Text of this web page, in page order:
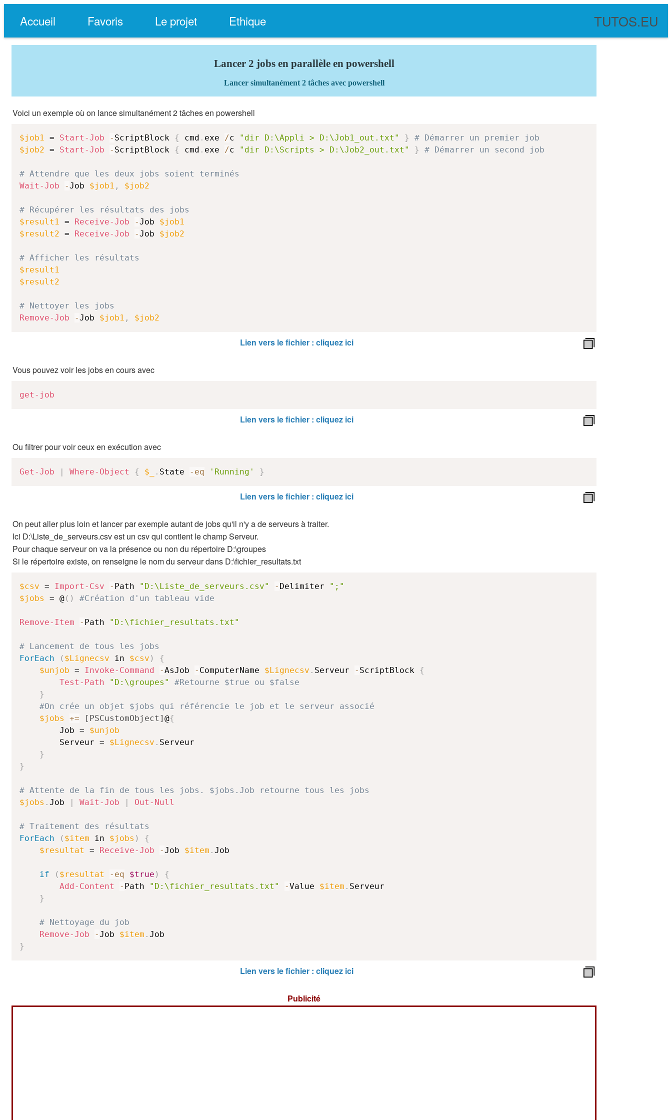
Accueil Favoris Le projet Ethique TUTOS.EU
Lancer 2 jobs en parallèle en powershell
Lancer simultanément 2 tâches avec powershell
Voici un exemple où on lance simultanément 2 tâches en powershell
$job1 = Start-Job - ScriptBlock { cmd . exe /c "dir D:\Appli > D:\Job1_out.txt" }
# Démarrer un premier job
$job2 = Start-Job - ScriptBlock { cmd . exe /c "dir D:\Scripts > D:\Job2_out.txt" } # Démarrer un second job
# Attendre que les deux jobs soient terminés
Wait-Job
-Job $job1 , $job2
# Récupérer les résultats des jobs
$result1 = Receive-Job -Job $job1
$result2 = Receive-Job -Job $job2
# Afficher les résultats
$result1
$result2
# Nettoyer les jobs
Remove-Job
-Job $job1 , $job2
Lien vers le fichier : cliquez ici
Vous pouvez voir les jobs en cours avec
get-job
Lien vers le fichier : cliquez ici
Ou filtrer pour voir ceux en exécution avec
Get-Job | Where-Object { $_ . State -eq 'Running' }
Lien vers le fichier : cliquez ici
On peut aller plus loin et lancer par exemple autant de jobs qu'il n'y a de serveurs à traiter.
Ici D:\Liste_de_serveurs.csv est un csv qui contient le champ Serveur.
Pour chaque serveur on va la présence ou non du répertoire D:\groupes
Si le répertoire existe, on renseigne le nom du serveur dans D:\fichier_resultats.txt
$csv = Import-Csv - Path "D:\Liste_de_serveurs.csv" - Delimiter
";"
$jobs
= @( ) #Création d'un tableau vide
Remove-Item - Path "D:\fichier_resultats.txt"
# Lancement de tous les jobs
ForEach
( $Lignecsv in $csv )
{
$unjob = Invoke-Command -AsJob - ComputerName $Lignecsv . Serveur - ScriptBlock {
Test-Path
"D:\groupes"
#Retourne $true ou $false
}
#On crée un objet $jobs qui référencie le job et le serveur associé
$jobs
+= [PSCustomObject] @{
        Job =
$unjob
        Serveur =
$Lignecsv . Serveur
}
}
# Attente de la fin de tous les jobs. $jobs.Job retourne tous les jobs
$jobs . Job | Wait-Job | Out-Null
# Traitement des résultats
ForEach
( $item in $jobs )
{
$resultat
= Receive-Job -Job $item . Job
if ( $resultat -eq $true )
{
Add-Content
- Path "D:\fichier_resultats.txt" -Value $item . Serveur
}
# Nettoyage du job
Remove-Job
-Job $item .
}
Lien vers le fichier : cliquez ici
Publicité